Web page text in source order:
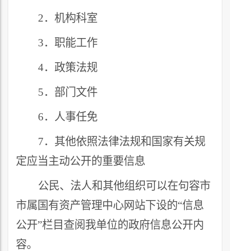
2． 机构科室
3． 职能工作
4． 政策法规
5．部门文件
6．人事任免
7．其他依照法律法规和国家有关规
定应当主动公开的重要信息
公民、法人和其他组织可以在句容市
市属国有资产管理中心网站下设的“信息
公开”栏目查阅我单位的政府信息公开内
容。